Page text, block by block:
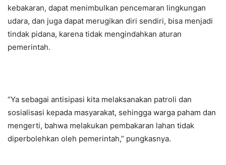
kebakaran, dapat menimbulkan pencemaran lingkungan
udara, dan juga dapat merugikan diri sendiri, bisa menjadi
tindak pidana, karena tidak mengindahkan aturan
pemerintah.
“Ya sebagai antisipasi kita melaksanakan patroli dan
sosialisasi kepada masyarakat, sehingga warga paham dan
mengerti, bahwa melakukan pembakaran lahan tidak
diperbolehkan oleh pemerintah,” pungkasnya.